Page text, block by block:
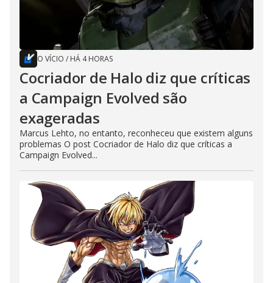
O VÍCIO / HÁ 4 HORAS
Cocriador de Halo diz que críticas
a Campaign Evolved são
exageradas
Marcus Lehto, no entanto, reconheceu que existem alguns
problemas O post Cocriador de Halo diz que críticas a
Campaign Evolved...